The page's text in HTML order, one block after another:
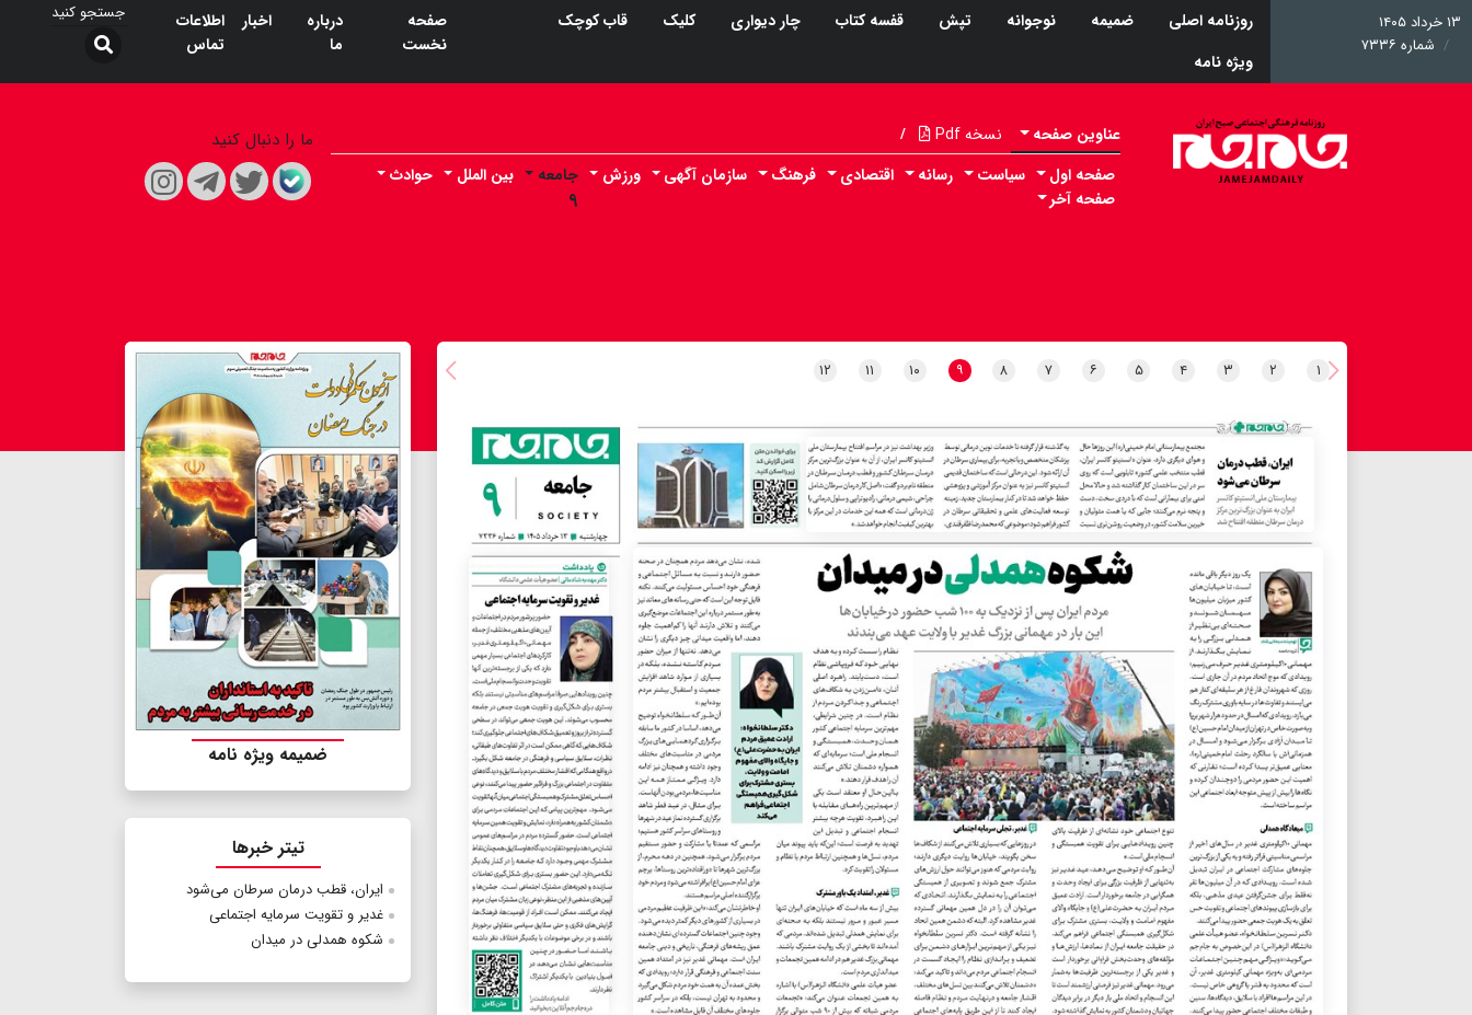
۱۳ خرداد ۱۴۰۵
شماره ۷۳۳۶
روزنامه اصلی ضمیمه نوجوانه تپش قفسه کتاب چار دیواری کلیک
قاب کوچک
ویژه نامه
صفحه
نخست
درباره
ما
اخبار
اطلاعات
تماس
عناوین صفحه نسخه Pdf /
صفحه اول سیاست رسانه اقتصادی فرهنگ سازمان آگهی ورزش جامعه
۹
بین الملل
حوادث
صفحه آخر
ما را دنبال کنید
۱ ۲ ۳ ۴ ۵ ۶ ۷ ۸ ۹ ۱۰ ۱۱ ۱۲
ضمیمه ویژه نامه
تیتر خبرها
ایران، قطب درمان سرطان می‌شود
غدیر‌ و تقویت سرمایه اجتماعی
شکوه همدلی در میدان